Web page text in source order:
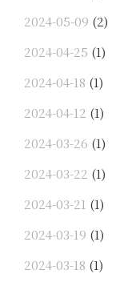
2024-05-09 (2)
2024-04-25 (1)
2024-04-18 (1)
2024-04-12 (1)
2024-03-26 (1)
2024-03-22 (1)
2024-03-21 (1)
2024-03-19 (1)
2024-03-18 (1)